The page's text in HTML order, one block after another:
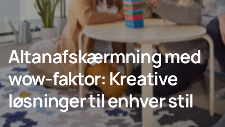
Erhverv
Lumon
Altanafskærmning med
wow-faktor: Kreative
løsninger til enhver stil